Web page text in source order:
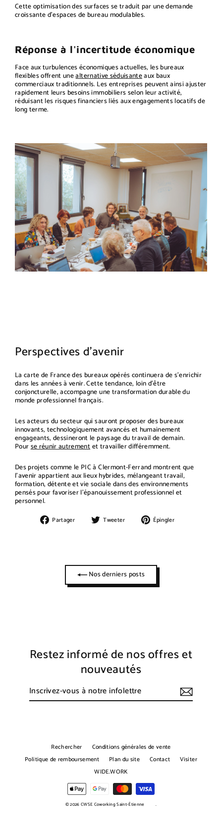
Cette optimisation des surfaces se traduit par une demande
croissante d'espaces de bureau modulables.
Réponse à l'incertitude économique
Face aux turbulences économiques actuelles, les bureaux
flexibles offrent unealternative séduisanteaux baux
commerciaux traditionnels. Les entreprises peuvent ainsi ajuster
rapidement leurs besoins immobiliers selon leur activité,
réduisant les risques financiers liés aux engagements locatifs de
long terme.
Perspectives d'avenir
La carte de France des bureaux opérés continuera de s'enrichir
dans les années à venir. Cette tendance, loin d'être
conjoncturelle, accompagne une transformation durable du
monde professionnel français.
Les acteurs du secteur qui sauront proposer des bureaux
innovants, technologiquement avancés et humainement
engageants, dessineront le paysage du travail de demain.
Pourse réunir autrementet travailler différemment.
Des projets comme le PIC à Clermont-Ferrand montrent que
l'avenir appartient aux lieux hybrides, mélangeant travail,
formation, détente et vie sociale dans des environnements
pensés pour favoriser l'épanouissement professionnel et
personnel.
Partager PartagerTweeter Tweeter Épingler
Nos derniers posts
Restez informé de nos offres et
nouveautés
Inscrivez-
S'inscrire
Rechercher
Conditions générales de vente
Politique de remboursement
Plan du site Contact
Visiter
WIDE.WORK
© 2026 CWSE Coworking Saint-Étienne .